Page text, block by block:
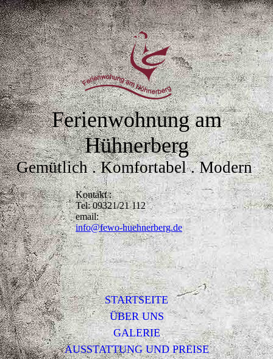
Ferienwohnung am
Hühnerberg
Gemütlich . Komfortabel . Modern
Kontakt :
Tel: 09321/21 112
email:
info@fewo-huehnerberg.de
STARTSEITE
ÜBER UNS
GALERIE
AUSSTATTUNG UND PREISE